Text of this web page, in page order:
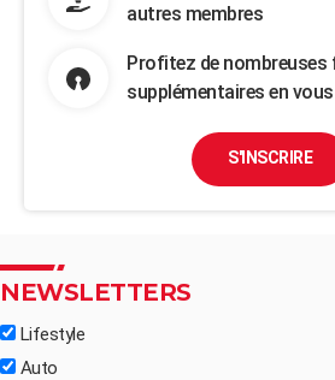
autres membres
Profitez de
supplémentaires en
S'INSCRIRE
NEWSLETTERS
Lifestyle
Auto